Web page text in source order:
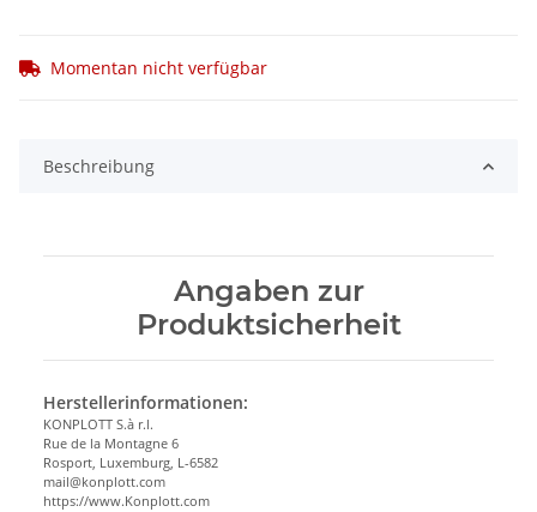
Momentan nicht verfügbar
Beschreibung
Angaben zur
Produktsicherheit
Herstellerinformationen:
KONPLOTT S.à r.l.
Rue de la Montagne 6
Rosport, Luxemburg, L-6582
mail@konplott.com
https://www.Konplott.com